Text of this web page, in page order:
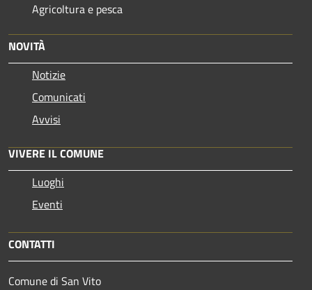
Agricoltura e pesca
NOVITÀ
Notizie
Comunicati
Avvisi
VIVERE IL COMUNE
Luoghi
Eventi
CONTATTI
Comune di San Vito